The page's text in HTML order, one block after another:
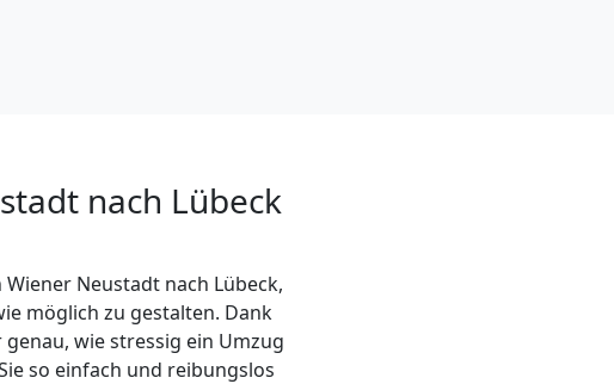
nach Lübeck
Wiener Neustadt nach Lübeck,
möglich zu gestalten. Dank
wie stressig ein Umzug
so einfach und reibungslos